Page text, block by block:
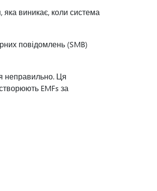
виникає, коли система
повідомлень (SMB)
неправильно. Ця
EMFs за